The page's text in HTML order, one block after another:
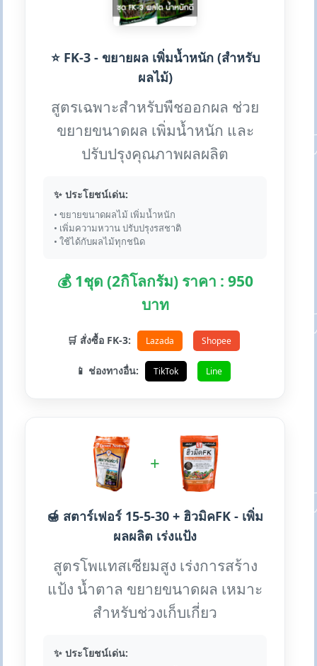
⭐ FK-3 - ขยายผล เพิ่มน้ำหนัก (สำหรับ
ผลไม้)
สูตรเฉพาะสำหรับพืชออกผล ช่วย
ขยายขนาดผล เพิ่มน้ำหนัก และ
ปรับปรุงคุณภาพผลผลิต
✨ ประโยชน์เด่น:
• ขยายขนาดผลไม้ เพิ่มน้ำหนัก
• เพิ่มความหวาน ปรับปรุงรสชาติ
• ใช้ได้กับผลไม้ทุกชนิด
💰 1ชุด (2กิโลกรัม) ราคา : 950
บาท
🛒 สั่งซื้อ FK-3: Lazada Shopee
📱 ช่องทางอื่น: TikTok Line
+
🍯 สตาร์เฟอร์ 15-5-30 + ฮิวมิคFK - เพิ่ม
ผลผลิต เร่งแป้ง
สูตรโพแทสเซียมสูง เร่งการสร้าง
แป้ง น้ำตาล ขยายขนาดผล เหมาะ
สำหรับช่วงเก็บเกี่ยว
✨ ประโยชน์เด่น: